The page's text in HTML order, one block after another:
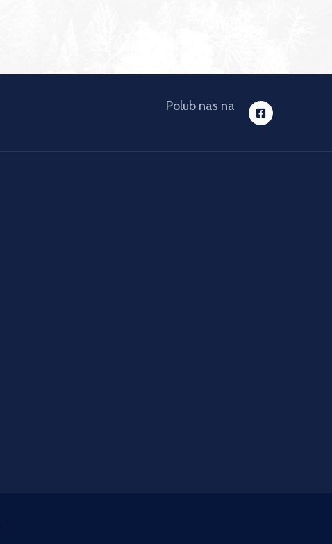
Polub nas na